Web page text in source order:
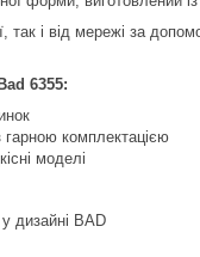
так і від мережі за
6355:
гарною комплектацією
моделі
дизайні BAD